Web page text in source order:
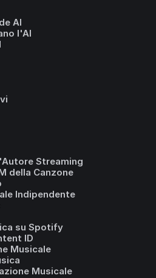
AI
l'AI
Streaming
della Canzone
Indipendente
su Spotify
ID
Musicale
Musicale